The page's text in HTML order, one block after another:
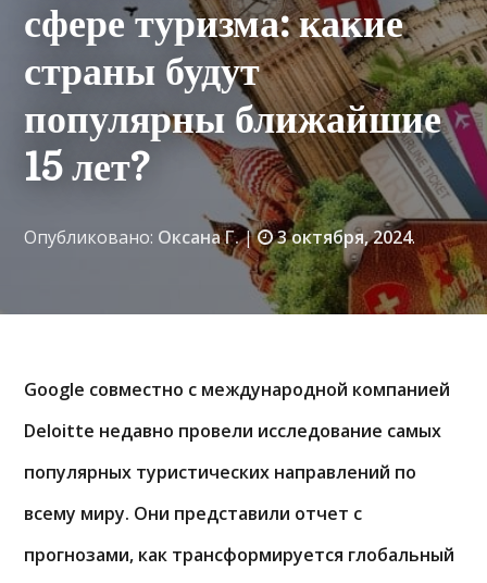
сфере туризма: какие
страны будут
популярны ближайшие
15 лет?
Опубликовано: Оксана Г.| 3 октября, 2024.
Google совместно с международной компанией
Deloitte недавно провели исследование самых
популярных туристических направлений по
всему миру. Они представили отчет с
прогнозами, как трансформируется глобальный